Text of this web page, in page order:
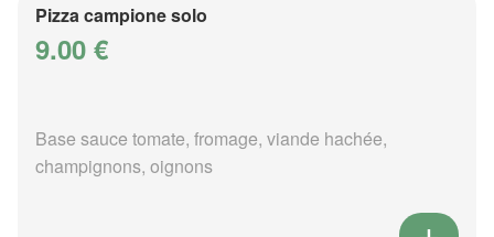
Pizza campione solo
9.00 €
Base sauce tomate, fromage, viande hachée,
champignons, oignons